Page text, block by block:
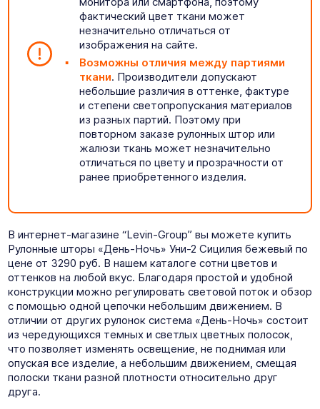
фактический цвет ткани может
незначительно отличаться от
изображения на сайте.
Возможны отличия между партиями
ткани. Производители допускают
небольшие различия в оттенке, фактуре
и степени светопропускания материалов
из разных партий. Поэтому при
повторном заказе рулонных штор или
жалюзи ткань может незначительно
отличаться по цвету и прозрачности от
ранее приобретенного изделия.
В интернет-магазине “Levin-Group” вы можете купить
Рулонные шторы «День-Ночь» Уни-2 Сицилия бежевый по
цене от 3290 руб. В нашем каталоге сотни цветов и
оттенков на любой вкус. Благодаря простой и удобной
конструкции можно регулировать световой поток и обзор
с помощью одной цепочки небольшим движением. В
отличии от других рулонок система «День-Ночь» состоит
из чередующихся темных и светлых цветных полосок,
что позволяет изменять освещение, не поднимая или
опуская все изделие, а небольшим движением, смещая
полоски ткани разной плотности относительно друг
друга.